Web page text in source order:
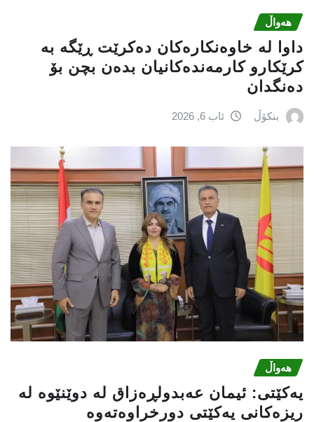
هەواڵ
داوا لە خاوەنکارەکان دەکرێت ڕێگە بە
کرێکارو کارمەندەکانیان بدەن بچن بۆ
دەنگدان
بنکۆڵ ئاب 6, 2026
هەواڵ
یه‌كێتی: ئیمان عه‌بدولڕه‌زاق له‌ دوێنێوه‌ له‌
ریزه‌كانی یه‌كێتی دورخراوه‌ته‌وه‌